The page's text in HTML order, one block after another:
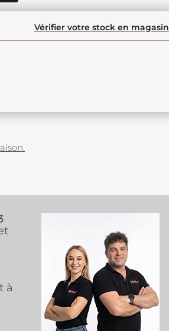
Vérifier votre stock en magasin
à